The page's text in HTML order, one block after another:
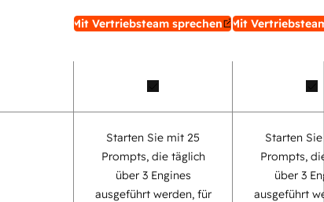
Mit Vertriebsteam sprechen Mit
Starten Sie mit 25
Prompts, die täglich
über 3 Engines
ausgeführt werden, für
Starten
Prompts,
über 3
ausgeführt